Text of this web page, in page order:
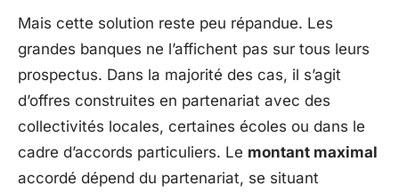
Mais cette solution reste peu répandue. Les
grandes banques ne l’affichent pas sur tous leurs
prospectus. Dans la majorité des cas, il s’agit
d’offres construites en partenariat avec des
collectivités locales, certaines écoles ou dans le
cadre d’accords particuliers. Le montant maximal
accordé dépend du partenariat, se situant